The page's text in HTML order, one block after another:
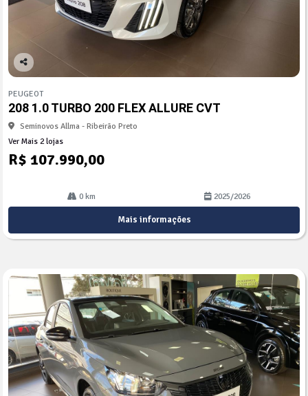
Co
arti
lhe
PEUGEOT
208 1.0 TURBO 200 FLEX ALLURE CVT
Seminovos Allma - Ribeirão Preto
Ver Mais 2 lojas
R$ 107.990,00
0 km 2025/2026
Mais informações